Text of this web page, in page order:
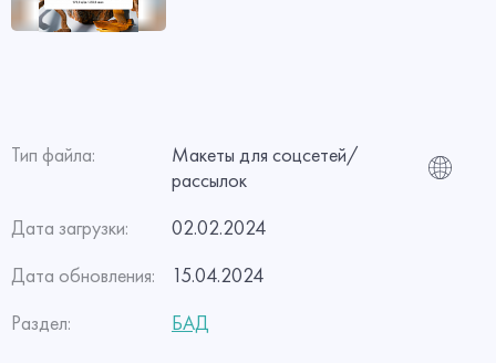
Тип файла:
Макеты для соцсетей/
рассылок
Дата загрузки:
02.02.2024
Дата обновления:
15.04.2024
Раздел:
БАД